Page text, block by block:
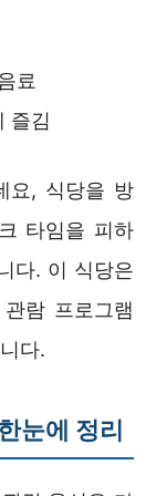
료
즐김
요, 식당을 방
타임을 피하
다. 이 식당은
람 프로그램
다.
눈에 정리